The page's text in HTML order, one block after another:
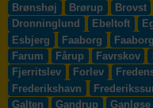
Brønshøj
Brørup Brovst
Dronninglund
Ebeltoft
Esbjerg
Faaborg
Farum
Fårup Favrskov
Fjerritslev
Forlev
Frederikshavn
Galten
Gandrup Ganløse